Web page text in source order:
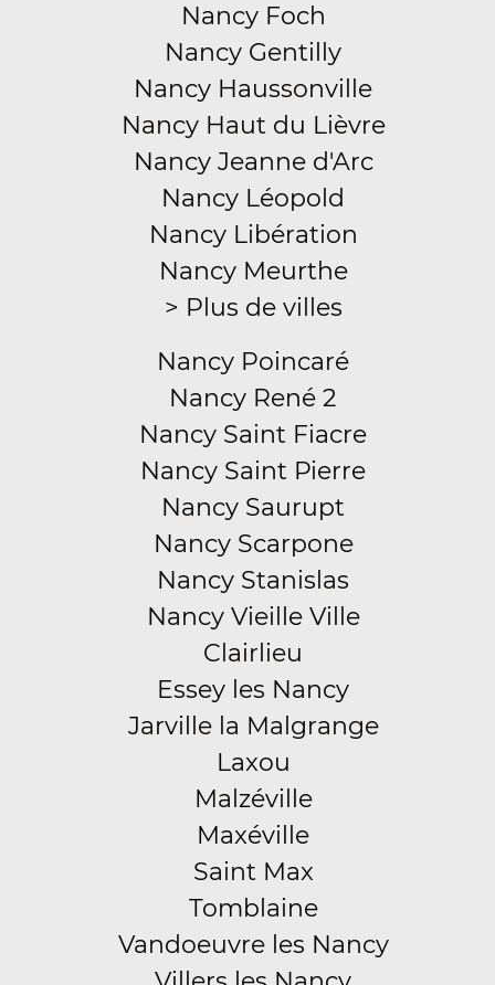
Nancy Foch
Nancy Gentilly
Nancy Haussonville
Nancy Haut du Lièvre
Nancy Jeanne d'Arc
Nancy Léopold
Nancy Libération
Nancy Meurthe
> Plus de villes
Nancy Poincaré
Nancy René 2
Nancy Saint Fiacre
Nancy Saint Pierre
Nancy Saurupt
Nancy Scarpone
Nancy Stanislas
Nancy Vieille Ville
Clairlieu
Essey les Nancy
Jarville la Malgrange
Laxou
Malzéville
Maxéville
Saint Max
Tomblaine
Vandoeuvre les Nancy